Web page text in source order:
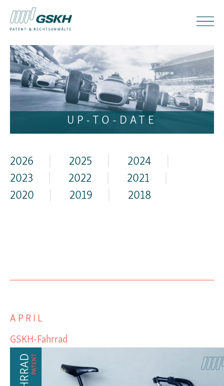
UP-TO-DATE
2026 2025 2024
2023
2022 2021
2020
2019 2018
APRIL
GSKH-Fahrrad